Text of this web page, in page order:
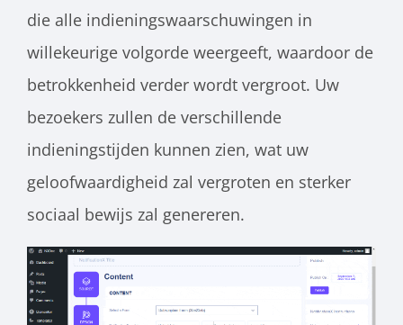
die alle indieningswaarschuwingen in
willekeurige volgorde weergeeft, waardoor de
betrokkenheid verder wordt vergroot. Uw
bezoekers zullen de verschillende
indieningstijden kunnen zien, wat uw
geloofwaardigheid zal vergroten en sterker
sociaal bewijs zal genereren.